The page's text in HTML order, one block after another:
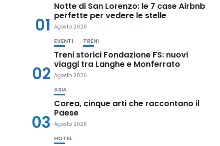
01
Notte di San Lorenzo: le 7 case Airbnb
perfette per vedere le stelle
Agosto 2026
02
EVENTI TRENI
Treni storici Fondazione FS: nuovi
viaggi tra Langhe e Monferrato
Agosto 2026
03
ASIA
Corea, cinque arti che raccontano il
Paese
Agosto 2026
HOTEL